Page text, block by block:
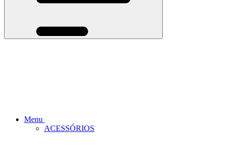
Menu
ACESSÓRIOS